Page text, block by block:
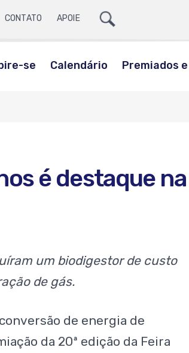
CONTATO APOIE
Ícone
Lupa
se Calendário Premiados
é destaque na
um biodigestor de custo
de gás.
de energia de
da 20ª edição da Feira